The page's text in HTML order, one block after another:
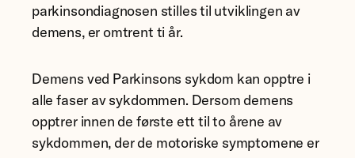
parkinsondiagnosen stilles til utviklingen av
demens, er omtrent ti år.
Demens ved Parkinsons sykdom kan opptre i
alle faser av sykdommen. Dersom demens
opptrer innen de første ett til to årene av
sykdommen, der de motoriske symptomene er